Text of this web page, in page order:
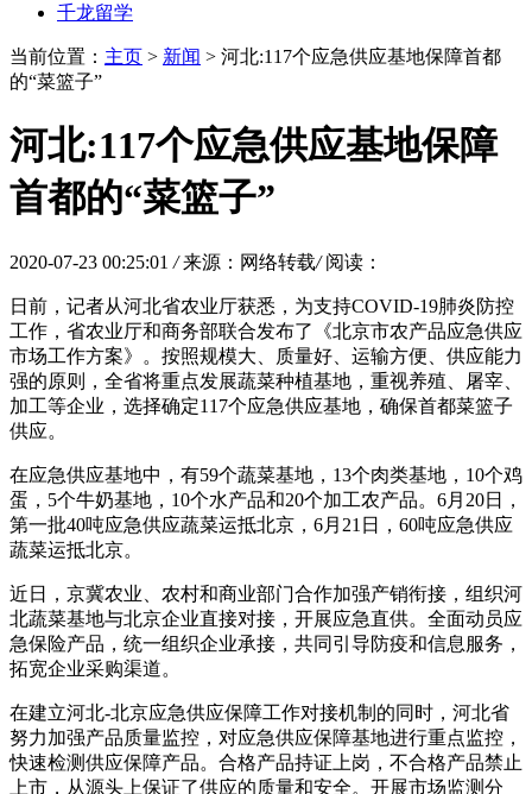
千龙留学
当前位置： 主页 > 新闻 > 河北:117个应急供应基地保障首都
的“菜篮子”
河北:117个应急供应基地保障
首都的“菜篮子”
2020-07-23 00:25:01 / 来源：网络转载/ 阅读：
日前，记者从河北省农业厅获悉，为支持COVID-19肺炎防控
工作，省农业厅和商务部联合发布了《北京市农产品应急供应
市场工作方案》。按照规模大、质量好、运输方便、供应能力
强的原则，全省将重点发展蔬菜种植基地，重视养殖、屠宰、
加工等企业，选择确定117个应急供应基地，确保首都菜篮子
供应。
在应急供应基地中，有59个蔬菜基地，13个肉类基地，10个鸡
蛋，5个牛奶基地，10个水产品和20个加工农产品。6月20日，
第一批40吨应急供应蔬菜运抵北京，6月21日，60吨应急供应
蔬菜运抵北京。
近日，京冀农业、农村和商业部门合作加强产销衔接，组织河
北蔬菜基地与北京企业直接对接，开展应急直供。全面动员应
急保险产品，统一组织企业承接，共同引导防疫和信息服务，
拓宽企业采购渠道。
在建立河北-北京应急供应保障工作对接机制的同时，河北省
努力加强产品质量监控，对应急供应保障基地进行重点监控，
快速检测供应保障产品。合格产品持证上岗，不合格产品禁止
上市，从源头上保证了供应的质量和安全。开展市场监测分